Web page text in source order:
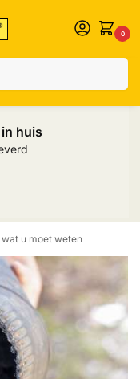
0
huis
u moet weten